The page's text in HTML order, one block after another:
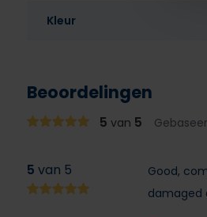
Kleur
Beoordelingen
5 van 5
5 van 5
Good,
damaged